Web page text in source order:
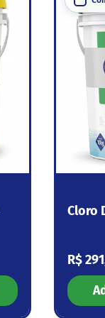
Cloro
Preço
R$